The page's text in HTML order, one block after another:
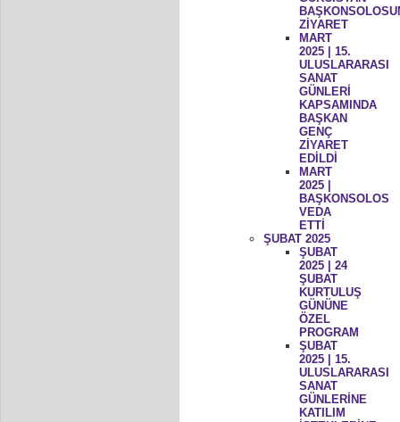
ZİYARET
MART
2025 | 15.
ULUSLARARASI
SANAT
GÜNLERİ
KAPSAMINDA
BAŞKAN
GENÇ
ZİYARET
EDİLDİ
MART
2025 |
BAŞKONSOLOS
VEDA
ETTİ
ŞUBAT 2025
ŞUBAT
2025 | 24
ŞUBAT
KURTULUŞ
GÜNÜNE
ÖZEL
PROGRAM
ŞUBAT
2025 | 15.
ULUSLARARASI
SANAT
GÜNLERİNE
KATILIM